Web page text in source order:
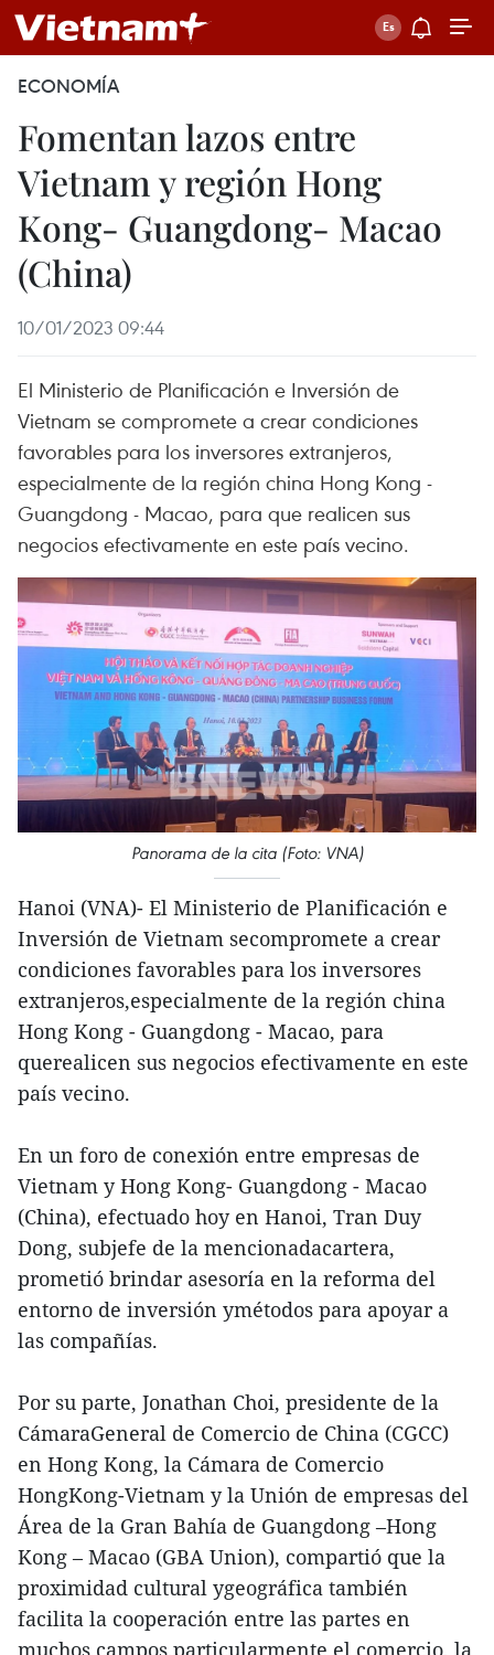
ECONOMÍA
Fomentan lazos entre
Vietnam y región Hong
Kong- Guangdong- Macao
(China)
10/01/2023 09:44
El Ministerio de Planificación e Inversión de
Vietnam se compromete a crear condiciones
favorables para los inversores extranjeros,
especialmente de la región china Hong Kong -
Guangdong - Macao, para que realicen sus
negocios efectivamente en este país vecino.
Panorama de la cita (Foto: VNA)
Hanoi (VNA)- El Ministerio de Planificación e
Inversión de Vietnam secompromete a crear
condiciones favorables para los inversores
extranjeros,especialmente de la región china
Hong Kong - Guangdong - Macao, para
querealicen sus negocios efectivamente en este
país vecino.
En un foro de conexión entre empresas de
Vietnam y Hong Kong- Guangdong - Macao
(China), efectuado hoy en Hanoi, Tran Duy
Dong, subjefe de la mencionadacartera,
prometió brindar asesoría en la reforma del
entorno de inversión ymétodos para apoyar a
las compañías.
Por su parte, Jonathan Choi, presidente de la
CámaraGeneral de Comercio de China (CGCC)
en Hong Kong, la Cámara de Comercio
HongKong-Vietnam y la Unión de empresas del
Área de la Gran Bahía de Guangdong –Hong
Kong – Macao (GBA Union), compartió que la
proximidad cultural ygeográfica también
facilita la cooperación entre las partes en